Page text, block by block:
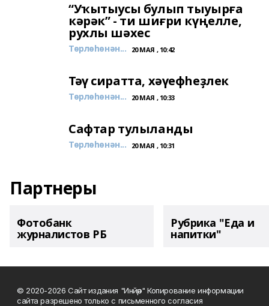
“Уҡытыусы булып тыуырға
кәрәк” - ти шиғри күңелле,
рухлы шәхес
Төрлөһөнән... 20 МАЯ , 10:42
Тәү сиратта, хәүефһеҙлек
Төрлөһөнән... 20 МАЯ , 10:33
Сафтар тулыланды
Төрлөһөнән... 20 МАЯ , 10:31
Партнеры
Фотобанк
журналистов РБ
Рубрика "Еда и
напитки"
© 2020-2026 Сайт издания "Инйәр" Копирование информации
сайта разрешено только с письменного согласия